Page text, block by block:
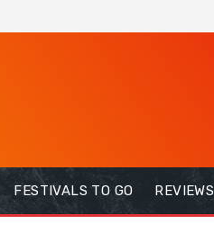
FESTIVALS TO GO REVIEWS